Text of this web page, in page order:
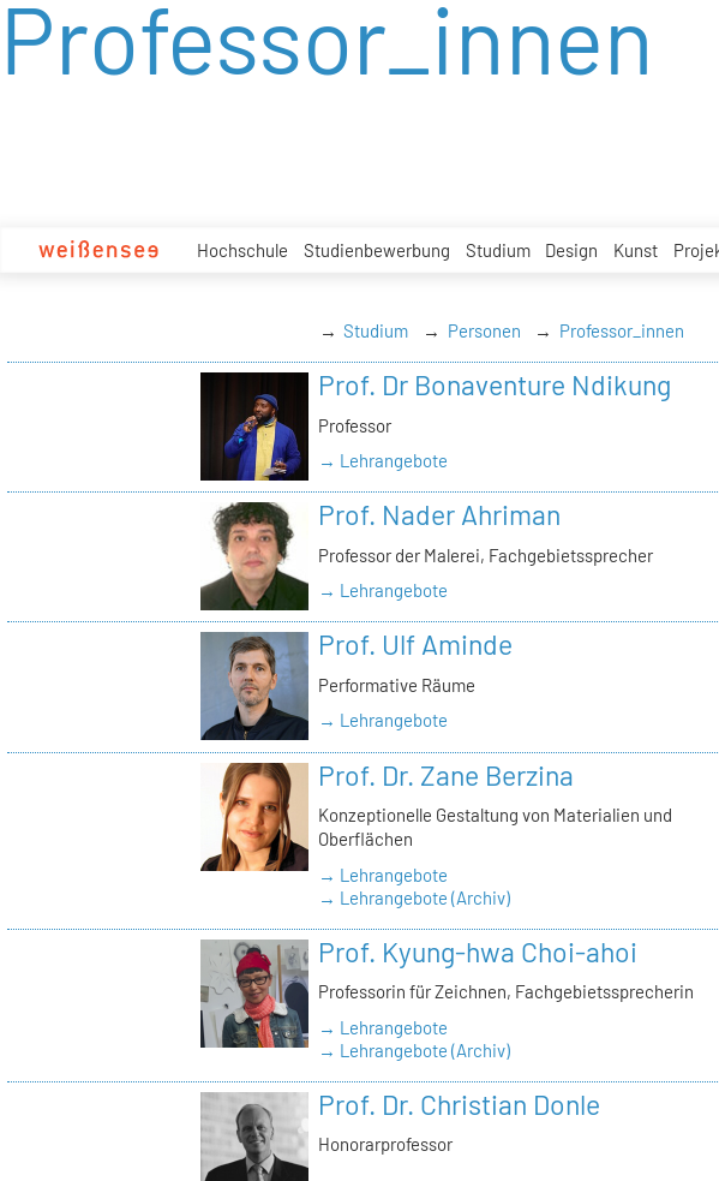
zum
Inhalt
Hochschule Studienbewerbung Studium Design Kunst
Professor_innen
Studium Personen Professor_innen
Prof. Dr Bonaventure Ndikung
Professor
→ Lehrangebote
Prof. Nader Ahriman
Professor der Malerei, Fachgebietssprecher
→ Lehrangebote
Prof. Ulf Aminde
Performative Räume
→ Lehrangebote
Prof. Dr. Zane Berzina
Konzeptionelle Gestaltung von Materialien und
Oberflächen
→ Lehrangebote
→ Lehrangebote (Archiv)
Prof. Kyung-hwa Choi-ahoi
Professorin für Zeichnen, Fachgebietssprecherin
→ Lehrangebote
→ Lehrangebote (Archiv)
Prof. Dr. Christian Donle
Honorarprofessor